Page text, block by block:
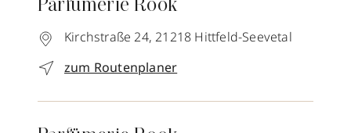
Parfümerie Rook
Kirchstraße 24, 21218 Hittfeld-Seevetal
zum Routenplaner